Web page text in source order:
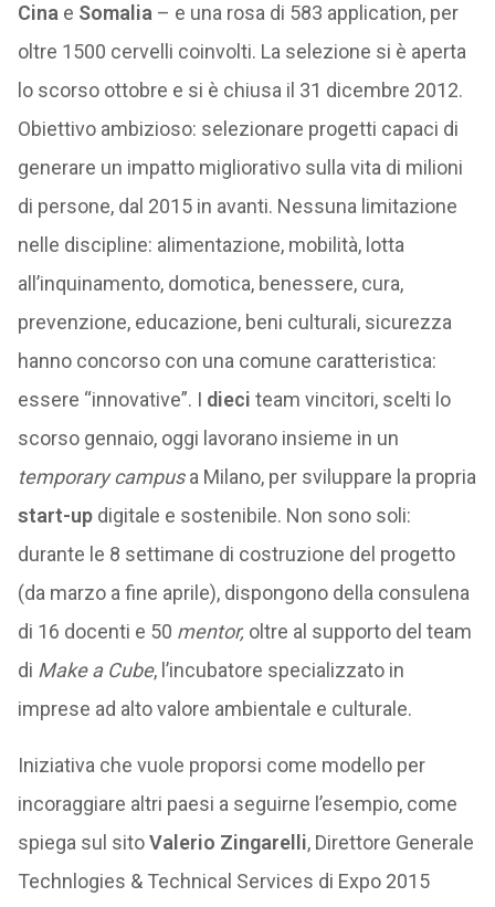
Cina e Somalia – e una rosa di 583 application, per
oltre 1500 cervelli coinvolti. La selezione si è aperta
lo scorso ottobre e si è chiusa il 31 dicembre 2012.
Obiettivo ambizioso: selezionare progetti capaci di
generare un impatto migliorativo sulla vita di milioni
di persone, dal 2015 in avanti. Nessuna limitazione
nelle discipline: alimentazione, mobilità, lotta
all’inquinamento, domotica, benessere, cura,
prevenzione, educazione, beni culturali, sicurezza
hanno concorso con una comune caratteristica:
essere “innovative”. I dieci team vincitori, scelti lo
scorso gennaio, oggi lavorano insieme in un
temporary campusa Milano, per sviluppare la propria
start-updigitale e sostenibile. Non sono soli:
durante le 8 settimane di costruzione del progetto
(da marzo a fine aprile), dispongono della consulena
di 16 docenti e 50 mentor, oltre al supporto del team
di Make a Cube, l’incubatore specializzato in
imprese ad alto valore ambientale e culturale.
Iniziativa che vuole proporsi come modello per
incoraggiare altri paesi a seguirne l’esempio, come
spiega sul sitoValerio Zingarelli, Direttore Generale
Technlogies & Technical Services di Expo 2015